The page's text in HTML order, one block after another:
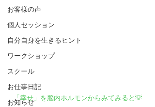
お客様の声
個人セッション
自分自身を生きるヒント
ワークショップ
スクール
お仕事日記
お知らせ
「幸せ」を脳内ホルモンからみてみると💡